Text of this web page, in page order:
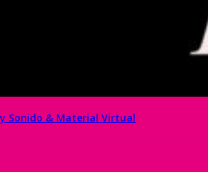
Sonido & Material Virtual